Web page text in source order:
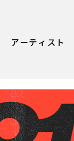
アーティスト